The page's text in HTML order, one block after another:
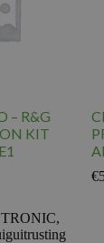
– R&G
KIT
,
€